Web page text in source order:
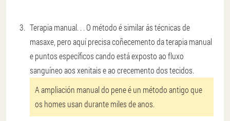
Terapia manual. . . O método é similar ás técnicas de
masaxe, pero aquí precisa coñecemento da terapia manual
e puntos específicos cando está exposto ao fluxo
sanguíneo aos xenitais e ao crecemento dos tecidos.
A ampliación manual do pene é un método antigo que
os homes usan durante miles de anos.